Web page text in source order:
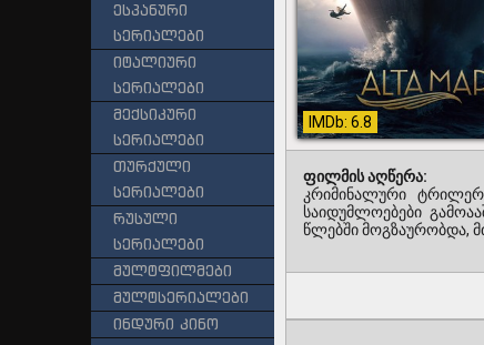
IMDb: 6.8
ფილმის აღწერა:
კრიმინალური
საიდუმლოებები
წლებში მოგზაურობდა,
ესპანური
სერიალები
იტალიური
სერიალები
მექსიკური
სერიალები
თურქული
სერიალები
რუსული
სერიალები
მულტფილმები
მულტსერიალები
ინდური კინო